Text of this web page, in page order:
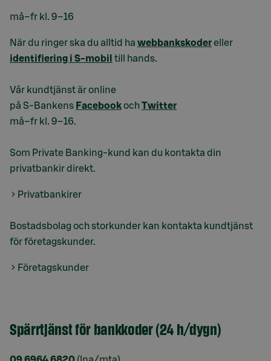
må–fr kl. 9–16
När du ringer ska du alltid ha webbankskodereller
identifiering i S-mobil till hands.
Vår kundtjänst är online
på S-Bankens FacebookochTwitter
må–fr kl. 9–16.
Som Private Banking-kund kan du kontakta din
privatbankir direkt.
Privatbankirer
Bostadsbolag och storkunder kan kontakta kundtjänst
för företagskunder.
Företagskunder
Spärrtjänst för bankkoder (24 h/dygn)